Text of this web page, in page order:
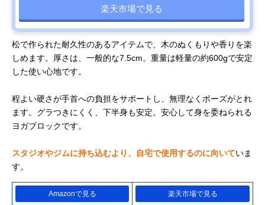
楽天市場で見る
松で作られた耐久性のあるアイテムで、木のぬくもりや香りを楽
しめます。厚さは、一般的な7.5cm。重量は軽量の約600gで安定
した使い心地です。
程よい硬さが手首への負担をサポートし、無理なくポーズがとれ
ます。グラつきにくく、下半身も安定。安心して身を委ねられる
ヨガブロックです。
スタジオやジムに持ち込むより、自宅で使用するのに向いていま
す。
Amazonで見る 楽天市場で見る